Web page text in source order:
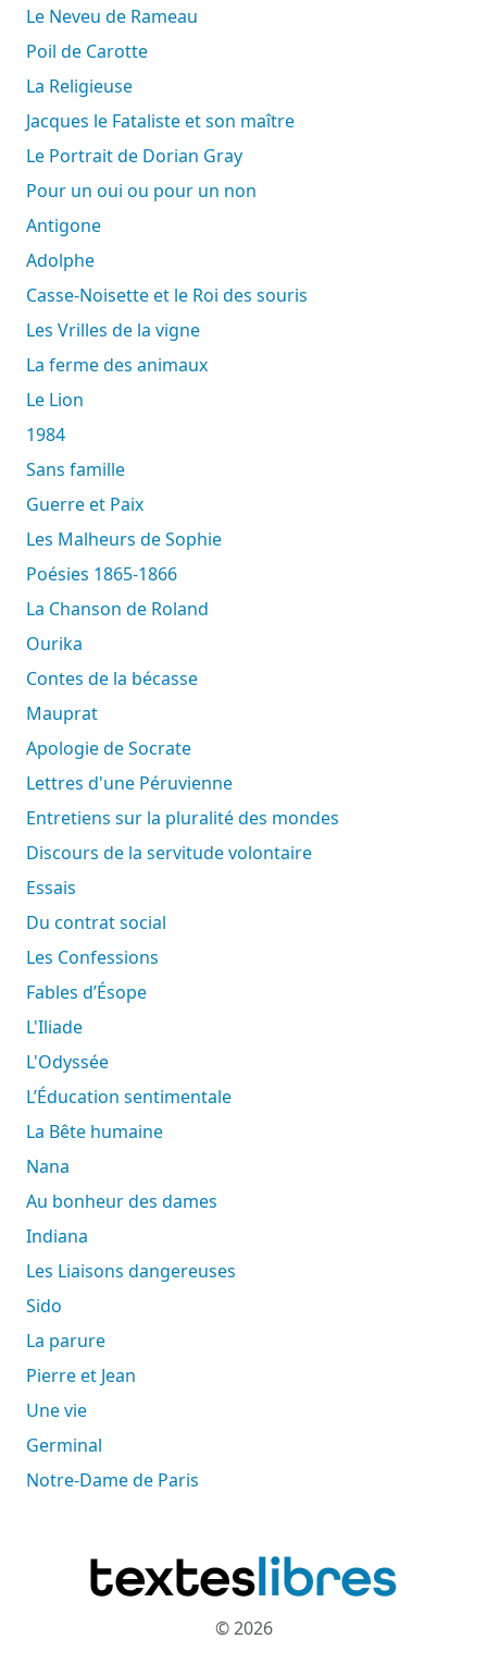
Le Neveu de Rameau
Poil de Carotte
La Religieuse
Jacques le Fataliste et son maître
Le Portrait de Dorian Gray
Pour un oui ou pour un non
Antigone
Adolphe
Casse-Noisette et le Roi des souris
Les Vrilles de la vigne
La ferme des animaux
Le Lion
1984
Sans famille
Guerre et Paix
Les Malheurs de Sophie
Poésies 1865-1866
La Chanson de Roland
Ourika
Contes de la bécasse
Mauprat
Apologie de Socrate
Lettres d'une Péruvienne
Entretiens sur la pluralité des mondes
Discours de la servitude volontaire
Essais
Du contrat social
Les Confessions
Fables d’Ésope
L'Iliade
L'Odyssée
L’Éducation sentimentale
La Bête humaine
Nana
Au bonheur des dames
Indiana
Les Liaisons dangereuses
Sido
La parure
Pierre et Jean
Une vie
Germinal
Notre-Dame de Paris
© 2026